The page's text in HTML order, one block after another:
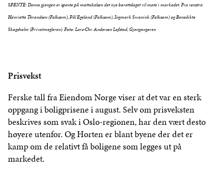
SPENTE: Denne gjengen er spente på mottakelsen det nye borettslaget vil møte i markedet. Fra venstre:
Henriette Throndsen (Folksom), Pål Egeland (Folksom), Ingmark Swanink (Folksom) og Benedikte
Skogsholm (Privatmegleren). Foto: Lars-Chr. Andersen Lofstad, Gjengangeren
Prisvekst
Ferske tall fra Eiendom Norge viser at det var en sterk
oppgang i boligprisene i august. Selv om prisveksten
beskrives som svak i Oslo-regionen, har den vært desto
høyere utenfor. Og Horten er blant byene der det er
kamp om de relativt få boligene som legges ut på
markedet.